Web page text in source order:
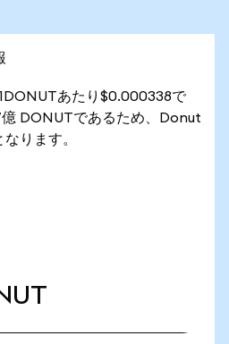
あたり$0.000338で
DONUTであるため、Donut
ります。